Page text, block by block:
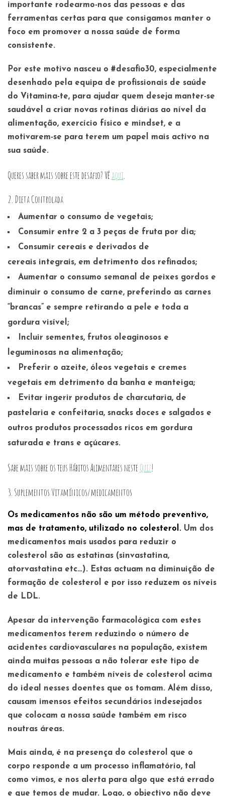
importante rodearmo-nos das pessoas e das
ferramentas certas para que consigamos manter o
foco em promover a nossa saúde de forma
consistente.
Por este motivo nasceu o #desafio30, especialmente
desenhado pela equipa de profissionais de saúde
do Vitamina-te, para ajudar quem deseja manter-se
saudável a criar novas rotinas diárias ao nível da
alimentação, exercício físico e mindset, e a
motivarem-se para terem um papel mais activo na
sua saúde.
Queres saber mais sobre este desafio? Vê aqui
2. Dieta Controlada
Aumentar o consumo devegetais;
Consumir entre 2 a 3 peças de fruta por dia;
Consumir cereais e derivados de
cereais integrais, em detrimento dos refinados;
Aumentar o consumo semanal de peixes gordos e
diminuir o consumo de carne, preferindo as carnes
“brancas” e sempre retirando a pele e toda a
gordura visível;
Incluirsementes, frutos oleaginosos e
leguminosas na alimentação;
Preferir o azeite, óleos vegetais e cremes
vegetais em detrimento da banha e manteiga;
Evitar ingerir produtos de charcutaria, de
pastelaria e confeitaria, snacks doces e salgados e
outros produtos processados ricos em gordura
saturada e trans e açúcares.
Sabe mais sobre os teus Hábitos Alimentares neste Quiz!
3. Suplementos Vitamínicos/medicamentos
Os medicamentos não são um método preventivo,
mas de tratamento, utilizado no colesterol. Um dos
medicamentos mais usados para reduzir o
colesterol são as estatinas (sinvastatina,
atorvastatina etc…). Estas actuam na diminuição de
formação de colesterol e por isso reduzem os níveis
de LDL.
Apesar da intervenção farmacológica com estes
medicamentos terem reduzindo o número de
acidentes cardiovasculares na população, existem
ainda muitas pessoas a não tolerar este tipo de
medicamento e também níveis de colesterol acima
do ideal nesses doentes que os tomam. Além disso,
causam imensos efeitos secundários indesejados
que colocam a nossa saúde também em risco
noutras áreas.
Mais ainda, é na presença do colesterol que o
corpo responde a um processo inflamatório, tal
como vimos, e nos alerta para algo que está errado
e que temos de mudar. Logo, o objectivo não deve